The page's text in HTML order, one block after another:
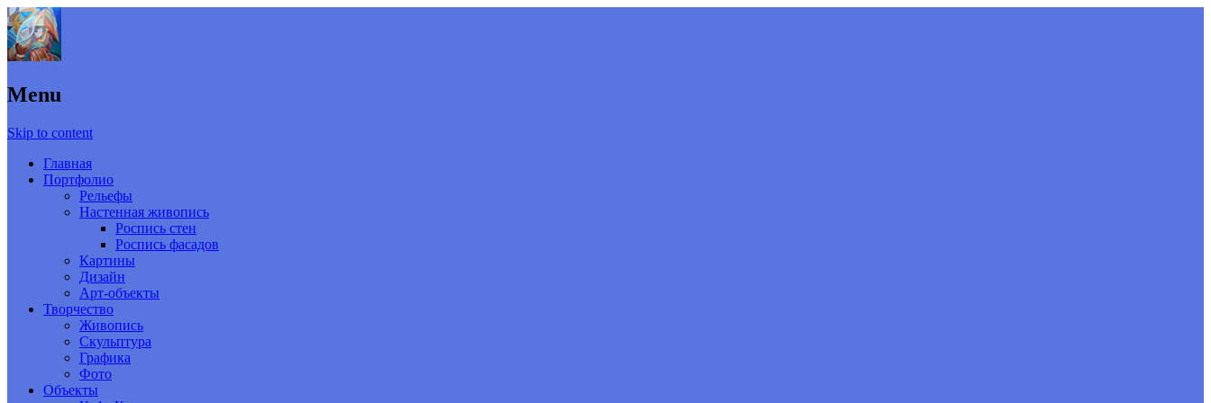
Menu
Skip to content
Главная
Портфолио
Рельефы
Настенная живопись
Роспись стен
Роспись фасадов
Картины
Дизайн
Арт-объекты
Творчество
Живопись
Скульптура
Графика
Фото
Объекты